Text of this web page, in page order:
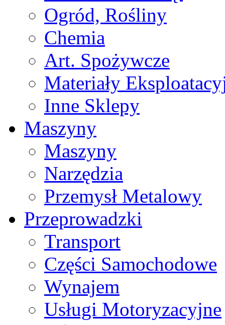
Ogród, Rośliny
Chemia
Art. Spożywcze
Materiały
Inne Sklepy
Maszyny
Maszyny
Narzędzia
Przemysł Metalowy
Przeprowadzki
Transport
Części Samochodowe
Wynajem
Usługi Motoryzacyjne